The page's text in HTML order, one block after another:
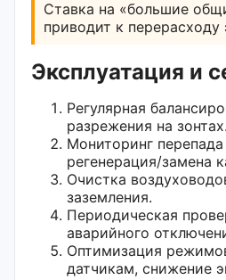
Ставка на «большие
приводит к перерасходу
Эксплуатация и
Регулярная
разрежения на зонтах.
Мониторинг
регенерация/замена
Очистка
заземления.
Периодическая
аварийного
Оптимизация
датчикам, снижение